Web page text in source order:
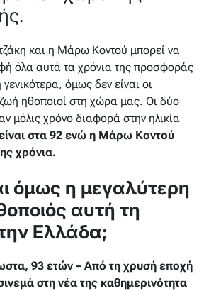
και η Μάρω Κοντού μπορεί να
όλα αυτά τα χρόνια της προσφοράς
όμως δεν είναι οι
ηθοποιοί στη χώρα μας. Οι δύο
μόλις χρόνο διαφορά στην ηλικία
στα 92 ενώ η Μάρω Κοντού
χρόνια.
όμως η μεγαλύτερη
αυτή τη
Ελλάδα;
93 ετών – Από τη χρυσή εποχή
στη νέα της καθημερινότητα